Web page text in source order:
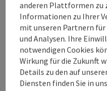
Preise
Eignung
anderen Plattformen zu
Informationen zu Ihrer
mit unseren Partnern für
und Analysen. Ihre
notwendigen Cookies
Wirkung für die Zukunft
Details zu den auf
Diensten finden Sie in